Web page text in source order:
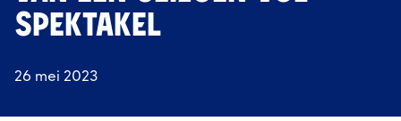
SPEKTAKEL
26 mei 2023